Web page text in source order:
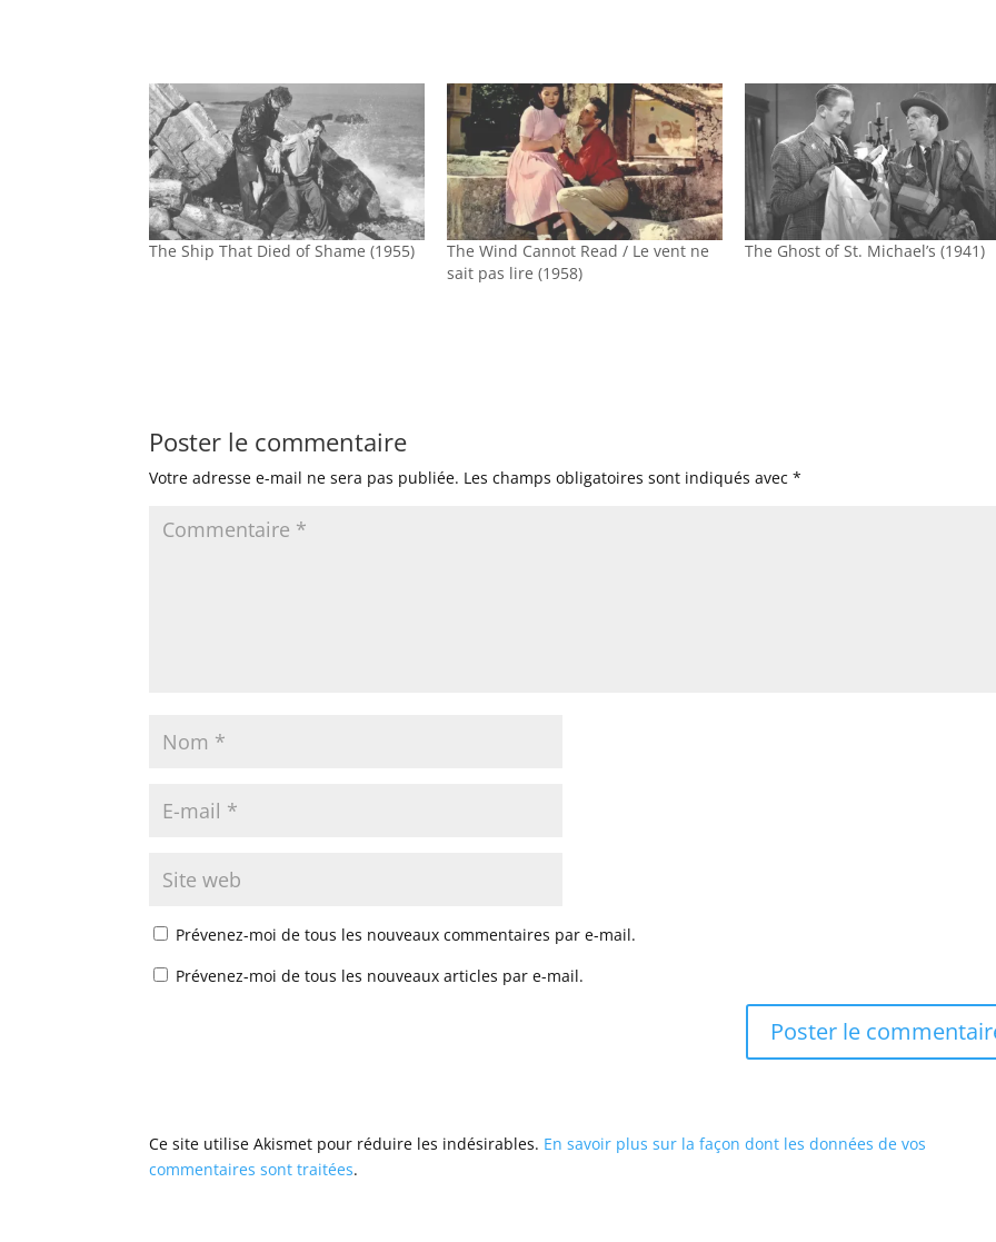
The Ship That Died of Shame (1955)
The Wind Cannot Read / Le vent ne
sait pas lire (1958)
The Ghost of St. Michael’s (1941)
Poster le commentaire
Votre adresse e-mail ne sera pas publiée. Les champs obligatoires sont indiqués avec*
Prévenez-moi de tous les nouveaux commentaires par e-mail.
Prévenez-moi de tous les nouveaux articles par e-mail.
Ce site utilise Akismet pour réduire les indésirables. En savoir plus sur la façon dont les données de vos
commentaires sont traitées.